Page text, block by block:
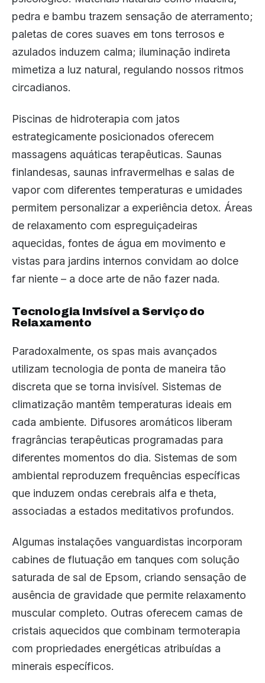
pedra e bambu trazem sensação de aterramento;
paletas de cores suaves em tons terrosos e
azulados induzem calma; iluminação indireta
mimetiza a luz natural, regulando nossos ritmos
circadianos.
Piscinas de hidroterapia com jatos
estrategicamente posicionados oferecem
massagens aquáticas terapêuticas. Saunas
finlandesas, saunas infravermelhas e salas de
vapor com diferentes temperaturas e umidades
permitem personalizar a experiência detox. Áreas
de relaxamento com espreguiçadeiras
aquecidas, fontes de água em movimento e
vistas para jardins internos convidam ao dolce
far niente – a doce arte de não fazer nada.
Tecnologia Invisível a Serviço do
Relaxamento
Paradoxalmente, os spas mais avançados
utilizam tecnologia de ponta de maneira tão
discreta que se torna invisível. Sistemas de
climatização mantêm temperaturas ideais em
cada ambiente. Difusores aromáticos liberam
fragrâncias terapêuticas programadas para
diferentes momentos do dia. Sistemas de som
ambiental reproduzem frequências específicas
que induzem ondas cerebrais alfa e theta,
associadas a estados meditativos profundos.
Algumas instalações vanguardistas incorporam
cabines de flutuação em tanques com solução
saturada de sal de Epsom, criando sensação de
ausência de gravidade que permite relaxamento
muscular completo. Outras oferecem camas de
cristais aquecidos que combinam termoterapia
com propriedades energéticas atribuídas a
minerais específicos.